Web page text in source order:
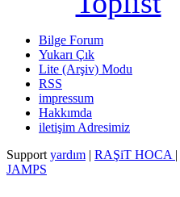
Bilge Forum
Yukarı Çık
Lite (Arşiv) Modu
RSS
impressum
Hakkımda
iletişim Adresimiz
Support yardım | RAŞiT HOCA |
JAMPS